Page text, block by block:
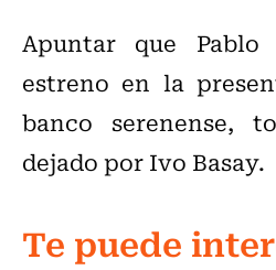
Apuntar que
estreno en la
banco serenense,
dejado por Ivo Basay.
Te puede